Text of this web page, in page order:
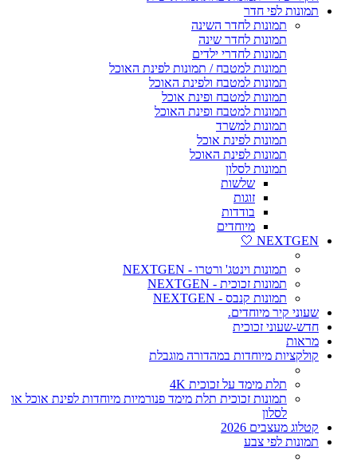
תמונות לפי חדר
תמונות לחדר השינה
תמונות לחדר שינה
תמונות לחדרי ילדים
תמונות למטבח / תמונות לפינת האוכל
תמונות למטבח ולפינת האוכל
תמונות למטבח ופינת אוכל
תמונות למטבח ופינת האוכל
תמונות למשרד
תמונות לפינת אוכל
תמונות לפינת האוכל
תמונות לסלון
שלשות
זוגות
בודדות
מיוחדים
NEXTGEN 🤍
תמונות וינטג' ורטרו - NEXTGEN
תמונות זכוכית - NEXTGEN
תמונות קנבס - NEXTGEN
שעוני קיר מיוחדים.
חדש-שעוני זכוכית
מראות
קולקציות מיוחדות במהדורה מוגבלת
תלת מימד על זכוכית 4K
תמונות זכוכית תלת מימד פנורמיות מיוחדות לפינת אוכל או
לסלון
קטלוג מעצבים 2026
תמונות לפי צבע